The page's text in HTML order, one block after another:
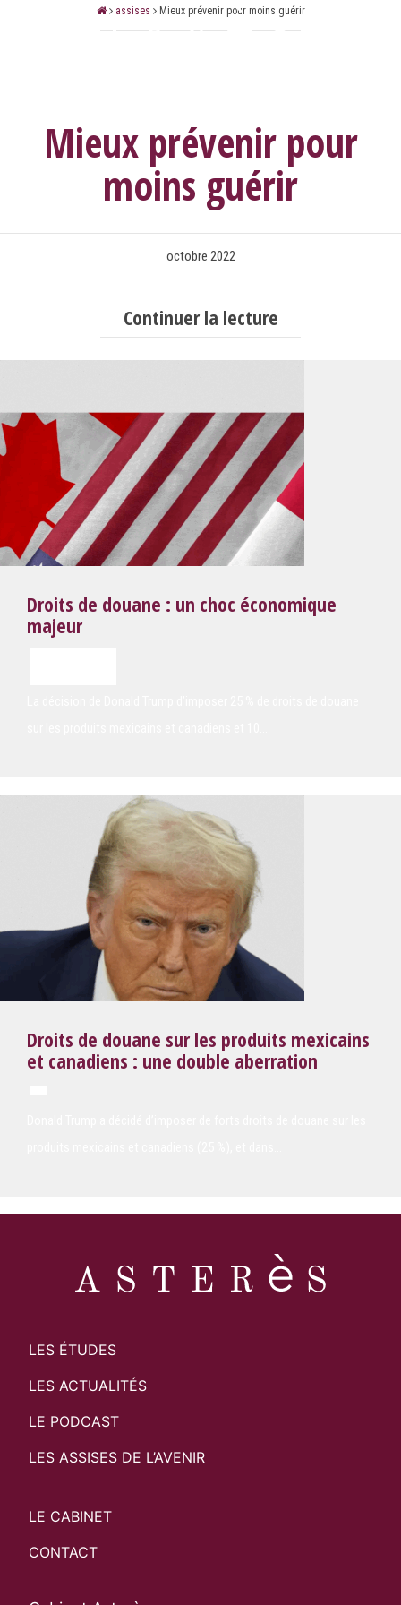
assises Mieux prévenir pour moins guérir
Mieux prévenir pour
moins guérir
octobre 2022
Continuer la lecture
Droits de douane : un choc économique
majeur
Droits de douane sur les produits mexicains
et canadiens : une double aberration
LES ÉTUDES
LES ACTUALITÉS
LE PODCAST
LES ASSISES DE L’AVENIR
LE CABINET
CONTACT